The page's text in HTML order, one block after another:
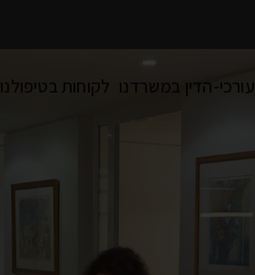
עורכי-הדין במשרדנו לקוחות בטיפולנו